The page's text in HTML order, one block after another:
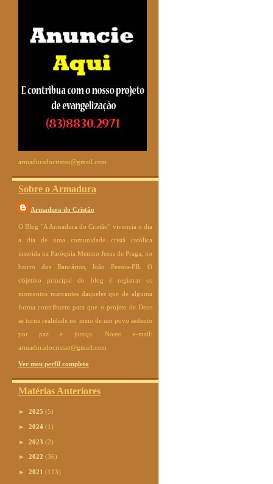
armaduradocristao@gmail.com
Sobre o Armadura
Armadura do Cristão
O Blog "A Armadura do Cristão" vivencia o dia
a dia de uma comunidade cristã católica
inserida na Paróquia Menino Jesus de Praga, no
bairro dos Bancários, João Pessoa-PB. O
objetivo principal do blog é registrar os
momentos marcantes daqueles que de alguma
forma contribuem para que o projeto de Deus
se torne realidade no meio de um povo sedento
por paz e justiça. Nosso e-mail:
armaduradocristao@gmail.com
Ver meu perfil completo
Matérias Anteriores
► 2025 (5)
► 2024 (1)
► 2023 (2)
► 2022 (36)
► 2021 (113)